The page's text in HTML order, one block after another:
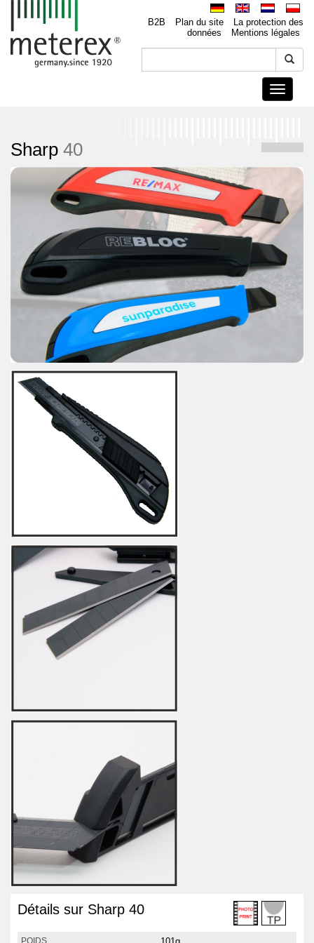
B2B Plan du site
La protection des
données
Mentions légales
Toggle
Sharp 40
Détails sur Sharp 40
POIDS